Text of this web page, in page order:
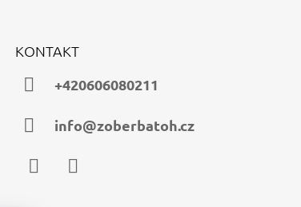
KONTAKT
+420606080211
info@zoberbatoh.cz